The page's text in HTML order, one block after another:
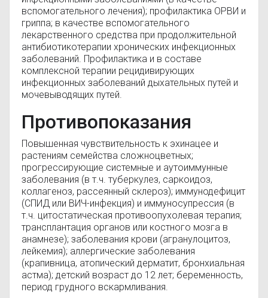
вспомогательного лечения); профилактика ОРВИ и
гриппа; в качестве вспомогательного
лекарственного средства при продолжительной
антибиотикотерапии хронических инфекционных
заболеваний. Профилактика и в составе
комплексной терапии рецидивирующих
инфекционных заболеваний дыхательных путей и
мочевыводящих путей.
Противопоказания
Повышенная чувствительность к эхинацее и
растениям семейства сложноцветных;
прогрессирующие системные и аутоиммунные
заболевания (в т.ч. туберкулез, саркоидоз,
коллагеноз, рассеянный склероз); иммунодефицит
(СПИД или ВИЧ-инфекция) и иммуносупрессия (в
т.ч. цитостатическая противоопухолевая терапия;
трансплантация органов или костного мозга в
анамнезе); заболевания крови (агранулоцитоз,
лейкемия); аллергические заболевания
(крапивница, атопический дерматит, бронхиальная
астма); детский возраст до 12 лет; беременность,
период грудного вскармливания.